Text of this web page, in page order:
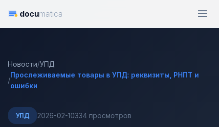
documatica
Новости/УПД
/
Прослеживаемые товары в УПД: реквизиты, РНПТ и
ошибки
УПД 2026-02-10334 просмотров